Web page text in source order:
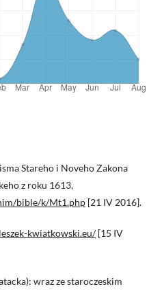
Stareho i Noveho Zakona
z roku 1613,
bible/k/Mt1.php [21 IV 2016].
kwiatkowski.eu/[15 IV
wraz ze staroczeskim